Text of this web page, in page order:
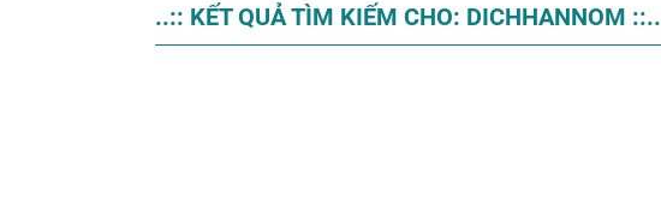
..:: KẾT QUẢ TÌM KIẾM CHO: DICHHANNOM ::..